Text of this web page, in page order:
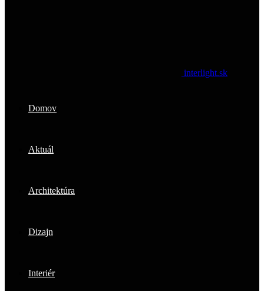
interlight.sk
Domov
Aktuál
Architektúra
Dizajn
Interiér